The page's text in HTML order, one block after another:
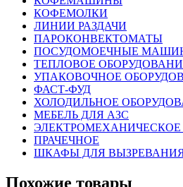
КОФЕМОЛКИ
ЛИНИИ РАЗДАЧИ
ПАРОКОНВЕКТОМАТЫ
ПОСУДОМОЕЧНЫЕ
ТЕПЛОВОЕ
УПАКОВОЧНОЕ
ФАСТ-ФУД
ХОЛОДИЛЬНОЕ
МЕБЕЛЬ ДЛЯ АЗС
ПРАЧЕЧНОЕ
ШКАФЫ ДЛЯ
Похожие товары